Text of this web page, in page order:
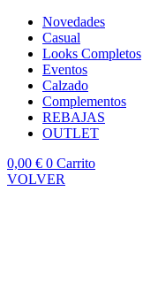
Novedades
Casual
Looks Completos
Eventos
Calzado
Complementos
REBAJAS
OUTLET
0,00 € 0 Carrito
VOLVER